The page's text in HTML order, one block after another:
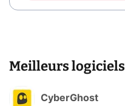
Meilleurs logiciels
CyberGhost